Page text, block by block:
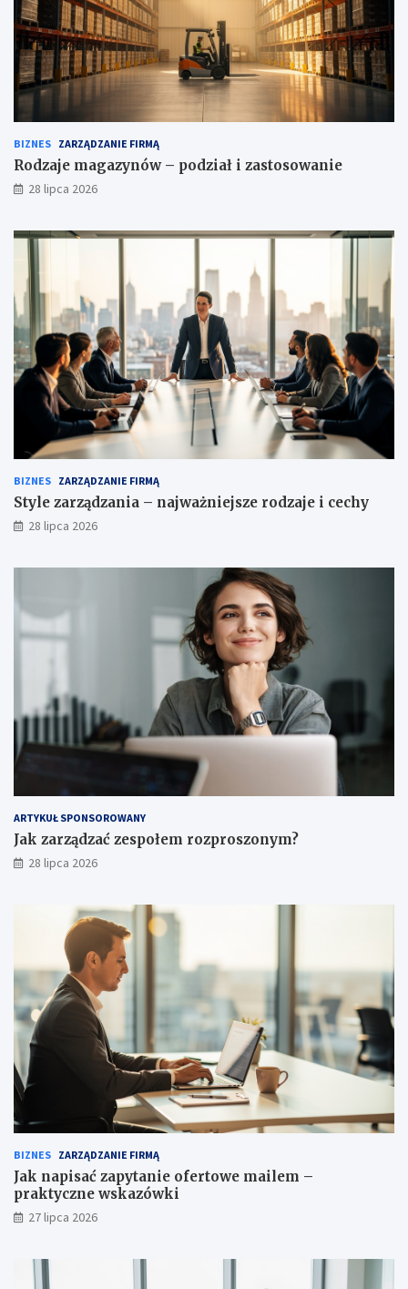
BIZNES ZARZĄDZANIE FIRMĄ
Rodzaje magazynów – podział i zastosowanie
28 lipca 2026
BIZNES ZARZĄDZANIE FIRMĄ
Style zarządzania – najważniejsze rodzaje i cechy
28 lipca 2026
ARTYKUŁ SPONSOROWANY
Jak zarządzać zespołem rozproszonym?
28 lipca 2026
BIZNES ZARZĄDZANIE FIRMĄ
Jak napisać zapytanie ofertowe mailem –
praktyczne wskazówki
27 lipca 2026